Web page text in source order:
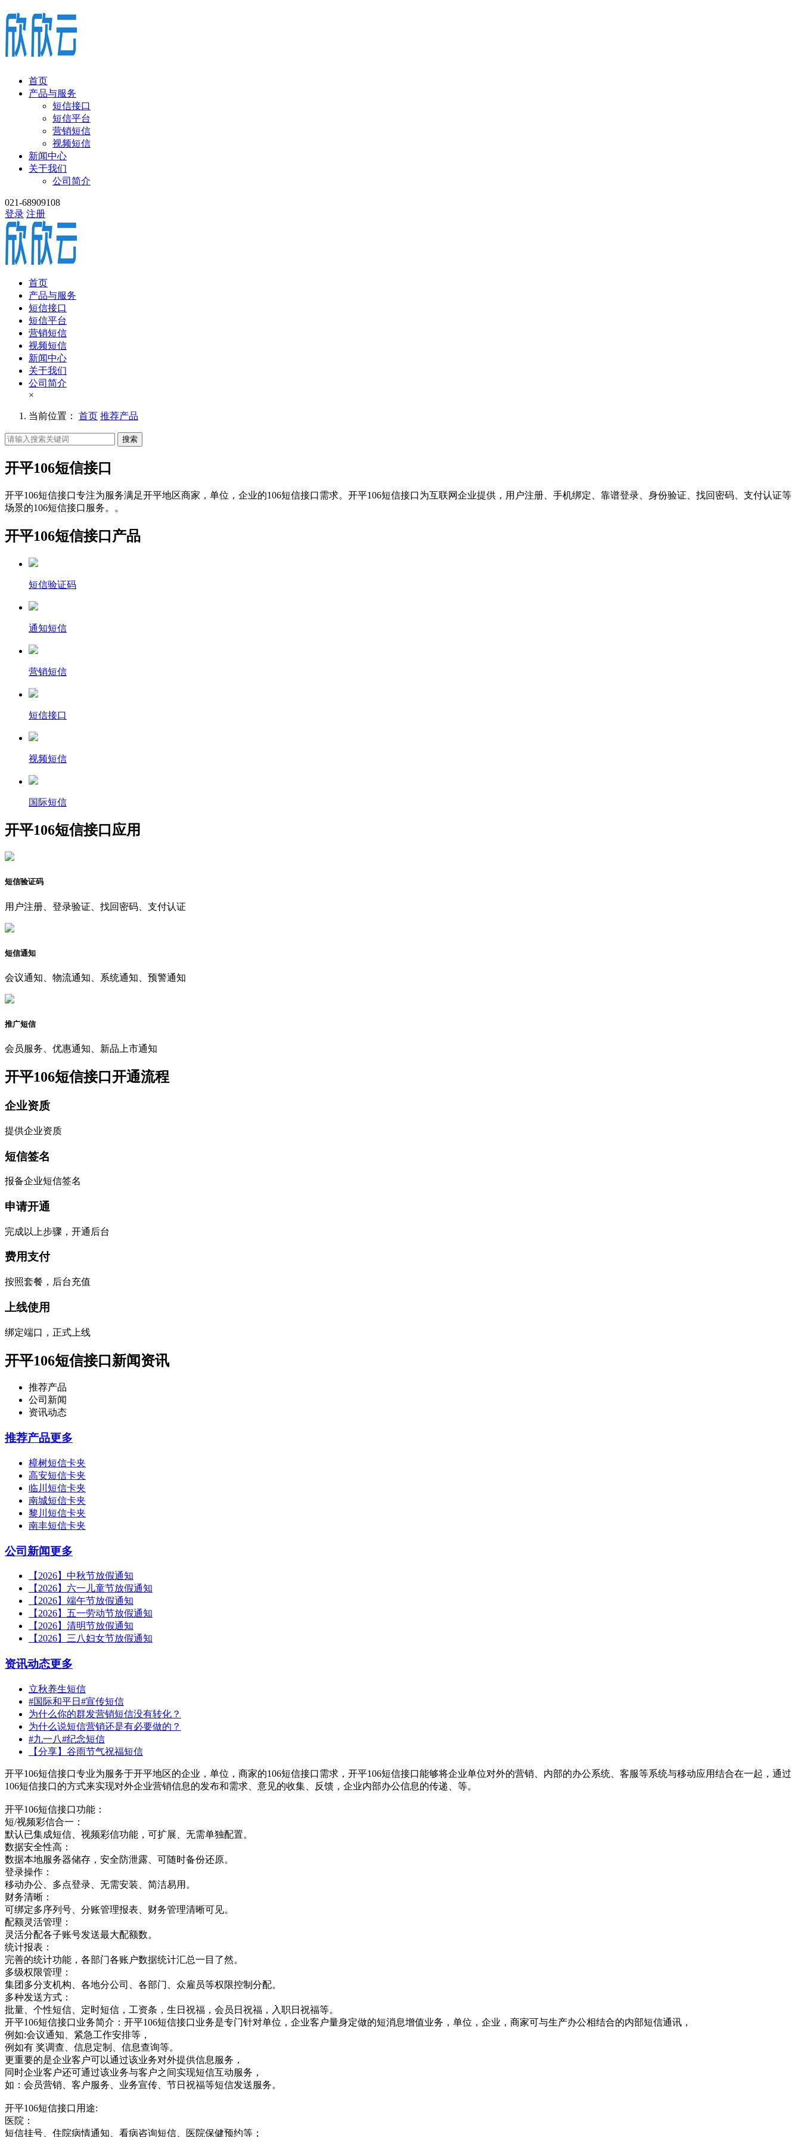
首页
产品与服务
短信接口
短信平台
营销短信
视频短信
新闻中心
关于我们
公司简介
021-68909108
登录 注册
首页
产品与服务
短信接口
短信平台
营销短信
视频短信
新闻中心
关于我们
公司简介
×
当前位置： 首页 推荐产品
搜索
开平106短信接口
开平106短信接口专注为服务满足开平地区商家，单位，企业的106短信接口需求。开平106短信接口为互联网企业提供，用户注册、手机绑定、靠谱登录、身份验证、找回密码、支付认证等
场景的106短信接口服务。。
开平106短信接口产品
短信验证码
通知短信
营销短信
短信接口
视频短信
国际短信
开平106短信接口应用
短信验证码
用户注册、登录验证、找回密码、支付认证
短信通知
会议通知、物流通知、系统通知、预警通知
推广短信
会员服务、优惠通知、新品上市通知
开平106短信接口开通流程
企业资质
提供企业资质
短信签名
报备企业短信签名
申请开通
完成以上步骤，开通后台
费用支付
按照套餐，后台充值
上线使用
绑定端口，正式上线
开平106短信接口新闻资讯
推荐产品
公司新闻
资讯动态
推荐产品更多
樟树短信卡夹
高安短信卡夹
临川短信卡夹
南城短信卡夹
黎川短信卡夹
南丰短信卡夹
公司新闻更多
【2026】中秋节放假通知
【2026】六一儿童节放假通知
【2026】端午节放假通知
【2026】五一劳动节放假通知
【2026】清明节放假通知
【2026】三八妇女节放假通知
资讯动态更多
立秋养生短信
#国际和平日#宣传短信
为什么你的群发营销短信没有转化？
为什么说短信营销还是有必要做的？
#九一八#纪念短信
【分享】谷雨节气祝福短信
开平106短信接口专业为服务于开平地区的企业，单位，商家的106短信接口需求，开平106短信接口能够将企业单位对外的营销、内部的办公系统、客服等系统与移动应用结合在一起，通过
106短信接口的方式来实现对外企业营销信息的发布和需求、意见的收集、反馈，企业内部办公信息的传递、等。
开平106短信接口功能：
短/视频彩信合一：
默认已集成短信、视频彩信功能，可扩展、无需单独配置。
数据安全性高：
数据本地服务器储存，安全防泄露、可随时备份还原。
登录操作：
移动办公、多点登录、无需安装、简洁易用。
财务清晰：
可绑定多序列号、分账管理报表、财务管理清晰可见。
配额灵活管理：
灵活分配各子账号发送最大配额数。
统计报表：
完善的统计功能，各部门各账户数据统计汇总一目了然。
多级权限管理：
集团多分支机构、各地分公司、各部门、众雇员等权限控制分配。
多种发送方式：
批量、个性短信、定时短信，工资条，生日祝福，会员日祝福，入职日祝福等。
开平106短信接口业务简介：开平106短信接口业务是专门针对单位，企业客户量身定做的短消息增值业务，单位，企业，商家可与生产办公相结合的内部短信通讯，
例如:会议通知、紧急工作安排等，
例如有 奖调查、信息定制、信息查询等。
更重要的是企业客户可以通过该业务对外提供信息服务，
同时企业客户还可通过该业务与客户之间实现短信互动服务，
如：会员营销、客户服务、业务宣传、节日祝福等短信发送服务。
开平106短信接口用途:
医院：
短信挂号、住院病情通知、看病咨询短信、医院保健预约等；